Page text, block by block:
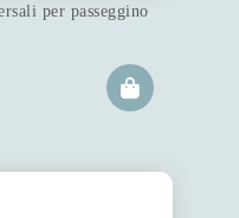
per passeggino